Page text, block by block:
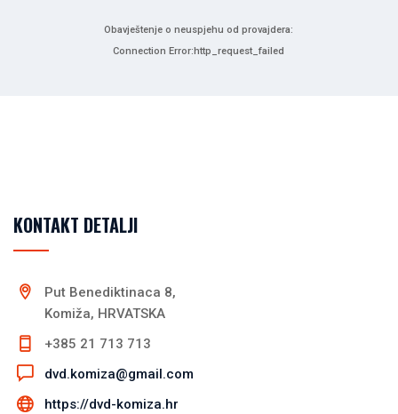
Obavještenje o neuspjehu od provajdera:
Connection Error:http_request_failed
KONTAKT DETALJI
Put Benediktinaca 8,
Komiža, HRVATSKA
+385 21 713 713
dvd.komiza@gmail.com
https://dvd-komiza.hr